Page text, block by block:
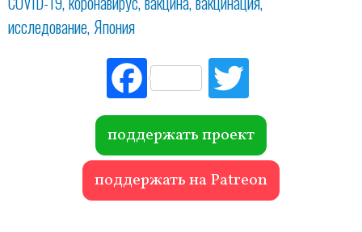
исследование Япония
Fac
ebo
ok r
поддержать проект
поддержать на Patreon